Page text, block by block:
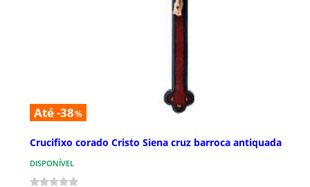
Até -38%
Crucifixo corado Cristo Siena cruz barroca antiquada
DISPONÍVEL